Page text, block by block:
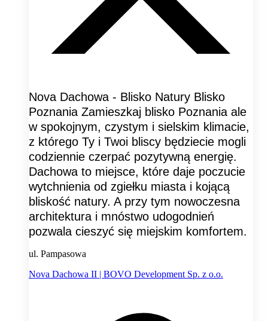
Nova Dachowa - Blisko Natury Blisko
Poznania Zamieszkaj blisko Poznania ale
w spokojnym, czystym i sielskim klimacie,
z którego Ty i Twoi bliscy będziecie mogli
codziennie czerpać pozytywną energię.
Dachowa to miejsce, które daje poczucie
wytchnienia od zgiełku miasta i kojącą
bliskość natury. A przy tym nowoczesna
architektura i mnóstwo udogodnień
pozwala cieszyć się miejskim komfortem.
ul. Pampasowa
Nova Dachowa II | BOVO Development Sp. z o.o.